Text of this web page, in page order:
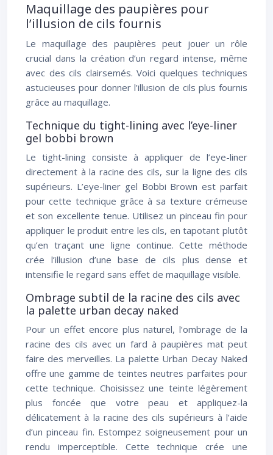
Maquillage des paupières pour
l’illusion de cils fournis
Le maquillage des paupières peut jouer un rôle
crucial dans la création d’un regard intense, même
avec des cils clairsemés. Voici quelques techniques
astucieuses pour donner l’illusion de cils plus fournis
grâce au maquillage.
Technique du tight-lining avec l’eye-liner
gel bobbi brown
Le tight-lining consiste à appliquer de l’eye-liner
directement à la racine des cils, sur la ligne des cils
supérieurs. L’eye-liner gel Bobbi Brown est parfait
pour cette technique grâce à sa texture crémeuse
et son excellente tenue. Utilisez un pinceau fin pour
appliquer le produit entre les cils, en tapotant plutôt
qu’en traçant une ligne continue. Cette méthode
crée l’illusion d’une base de cils plus dense et
intensifie le regard sans effet de maquillage visible.
Ombrage subtil de la racine des cils avec
la palette urban decay naked
Pour un effet encore plus naturel, l’ombrage de la
racine des cils avec un fard à paupières mat peut
faire des merveilles. La palette Urban Decay Naked
offre une gamme de teintes neutres parfaites pour
cette technique. Choisissez une teinte légèrement
plus foncée que votre peau et appliquez-la
délicatement à la racine des cils supérieurs à l’aide
d’un pinceau fin. Estompez soigneusement pour un
rendu imperceptible. Cette technique crée une